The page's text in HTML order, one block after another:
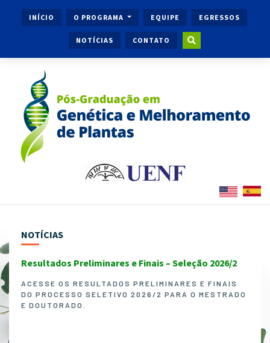
INÍCIO O PROGRAMA EQUIPE EGRESSOS
NOTÍCIAS CONTATO
NOTÍCIAS
Resultados Preliminares e Finais – Seleção 2026/2
ACESSE OS RESULTADOS PRELIMINARES E FINAIS
DO PROCESSO SELETIVO 2026/2 PARA O MESTRADO
E DOUTORADO.
1º